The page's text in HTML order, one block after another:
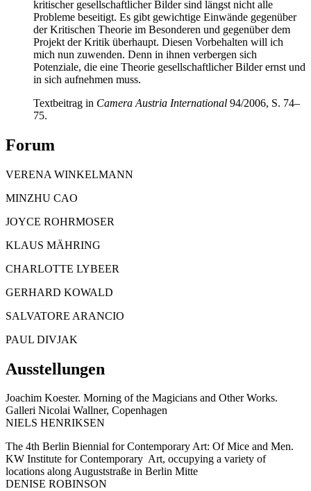
kritischer gesellschaftlicher Bilder sind längst nicht alle
Probleme beseitigt. Es gibt gewichtige Einwände gegenüber
der Kritischen Theorie im Besonderen und gegenüber dem
Projekt der Kritik überhaupt. Diesen Vorbehalten will ich
mich nun zuwenden. Denn in ihnen verbergen sich
Potenziale, die eine Theorie gesellschaftlicher Bilder ernst und
in sich aufnehmen muss.
Textbeitrag in Camera Austria International 94/2006, S. 74–
75.
Forum
VERENA WINKELMANN
MINZHU CAO
JOYCE ROHRMOSER
KLAUS MÄHRING
CHARLOTTE LYBEER
GERHARD KOWALD
SALVATORE ARANCIO
PAUL DIVJAK
Ausstellungen
Joachim Koester. Morning of the Magicians and Other Works.
Galleri Nicolai Wallner, Copenhagen
NIELS HENRIKSEN
The 4th Berlin Biennial for Contemporary Art: Of Mice and Men.
KW Institute for Contemporary Art, occupying a variety of
locations along Auguststraße in Berlin Mitte
DENISE ROBINSON